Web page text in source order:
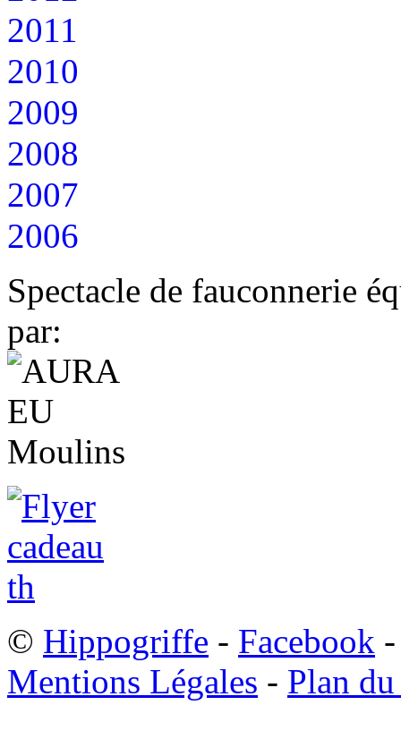
2011
2010
2009
2008
2007
2006
Spectacle de fauconnerie
par:
© Hippogriffe - Facebook
Mentions Légales - Plan